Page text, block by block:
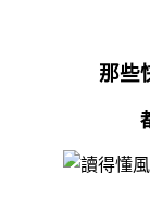
那些